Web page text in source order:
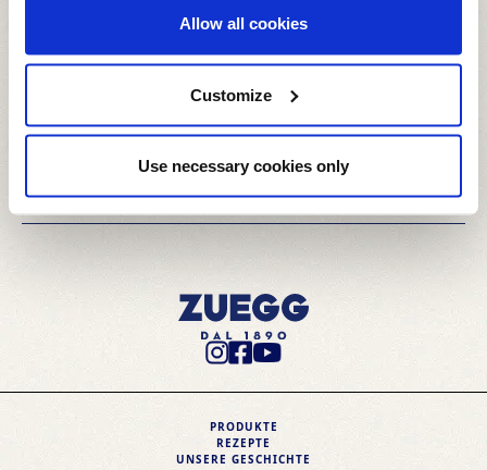
Allow all cookies
Customize
Use necessary cookies only
Anlagenbediener - Kocher Zörbig
HR-Generalist Zörbig
Initiativbewerbung
Instagram Profile
Facebook Profile
Youtube Profile
PRODUKTE
REZEPTE
UNSERE GESCHICHTE